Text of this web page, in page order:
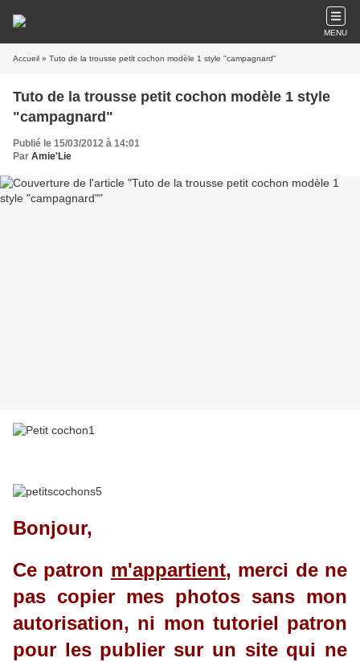
MENU
Accueil » Tuto de la trousse petit cochon modèle 1 style "campagnard"
Tuto de la trousse petit cochon modèle 1 style
"campagnard"
Publié le 15/03/2012 à 14:01
Par Amie'Lie
Bonjour,
Ce patron m'appartient, merci de ne
pas copier mes photos sans mon
autorisation, ni mon tutoriel patron
pour les publier sur un site qui ne